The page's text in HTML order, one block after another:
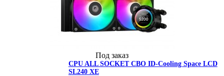
Под заказ
CPU ALL SOCKET СВО ID-Cooling Space LCD
SL240 XE